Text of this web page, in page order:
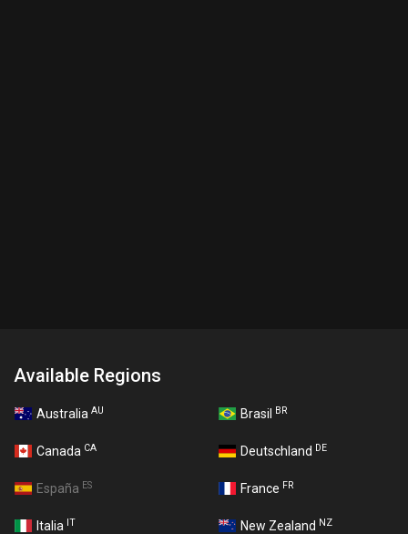
Available Regions
Australia AU Brasil BR
Canada CA Deutschland DE
España ES France FR
Italia IT New Zealand NZ